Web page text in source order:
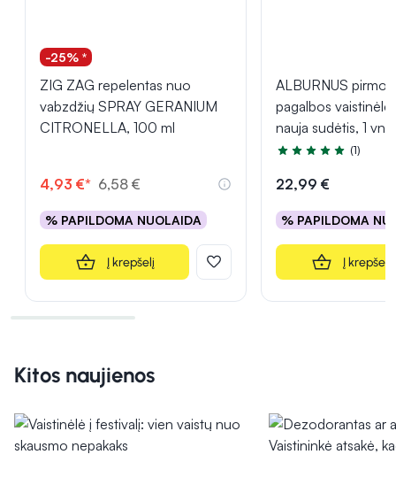
-25% *
ZIG ZAG repelentas nuo
vabzdžių SPRAY GERANIUM
CITRONELLA, 100 ml
4,93 €* 6,58 €
% PAPILDOMA NUOLAIDA
Į krepšelį
ALBURNUS
pagalbos vaistinėlė
nauja sudėtis, 1 vnt.
Įvertinimas 5.0 iš 5
(1)
22,99 €
% PAPILDOMA
Į krepšelį
Kitos naujienos